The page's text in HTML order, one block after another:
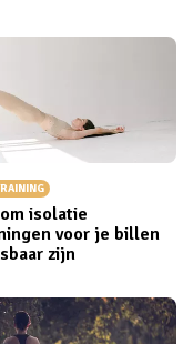
isolatie
voor je billen
zijn